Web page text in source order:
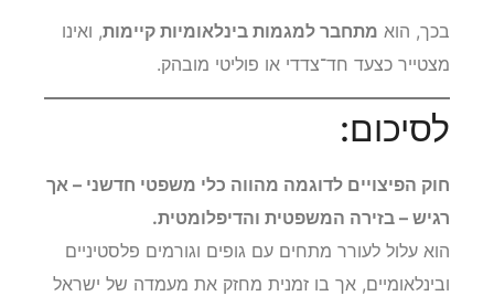
בכך, הוא מתחבר למגמות בינלאומיות קיימות, ואינו
מצטייר כצעד חד־צדדי או פוליטי מובהק.
לסיכום:
חוק הפיצויים לדוגמה מהווה כלי משפטי חדשני – אך
רגיש – בזירה המשפטית והדיפלומטית.
הוא עלול לעורר מתחים עם גופים וגורמים פלסטיניים
ובינלאומיים, אך בו זמנית מחזק את מעמדה של ישראל